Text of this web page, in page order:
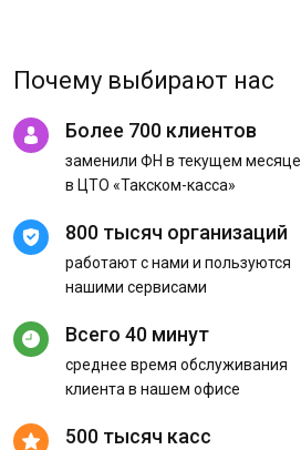
Почему выбирают нас
Более 700 клиентов
заменили ФН в текущем месяце
в ЦТО «Такском-касса»
800 тысяч организаций
работают с нами и пользуются
нашими сервисами
Всего 40 минут
среднее время обслуживания
клиента в нашем офисе
500 тысяч касс